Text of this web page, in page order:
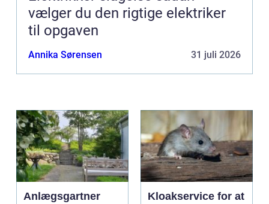
vælger du den rigtige elektriker
til opgaven
Annika Sørensen 31 juli 2026
Anlægsgartner
Kloakservice for at